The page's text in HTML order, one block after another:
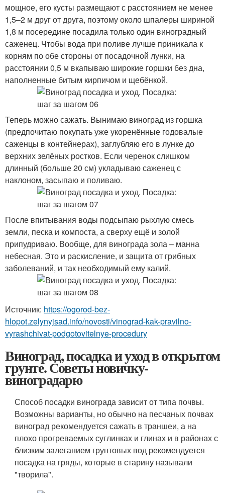
мощное, его кусты размещают с расстоянием не менее
1,5–2 м друг от друга, поэтому около шпалеры шириной
1,8 м посередине посадила только один виноградный
саженец. Чтобы вода при поливе лучше приникала к
корням по обе стороны от посадочной лунки, на
расстоянии 0,5 м вкапываю широкие горшки без дна,
наполненные битым кирпичом и щебёнкой.
Теперь можно сажать. Вынимаю виноград из горшка
(предпочитаю покупать уже укоренённые годовалые
саженцы в контейнерах), заглубляю его в лунке до
верхних зелёных ростков. Если черенок слишком
длинный (больше 20 см) укладываю саженец с
наклоном, засыпаю и поливаю.
После впитывания воды подсыпаю рыхлую смесь
земли, песка и компоста, а сверху ещё и золой
припудриваю. Вообще, для винограда зола – манна
небесная. Это и раскисление, и защита от грибных
заболеваний, и так необходимый ему калий.
Источник: https://ogorod-bez-
hlopot.zelynyjsad.info/novosti/vinograd-kak-pravilno-
vyrashchivat-podgotovitelnye-procedury
Виноград, посадка и уход в открытом
грунте. Советы новичку-
виноградарю
Способ посадки винограда зависит от типа почвы.
Возможны варианты, но обычно на песчаных почвах
виноград рекомендуется сажать в траншеи, а на
плохо прогреваемых суглинках и глинах и в районах с
близким залеганием грунтовых вод рекомендуется
посадка на гряды, которые в старину называли
"творила".